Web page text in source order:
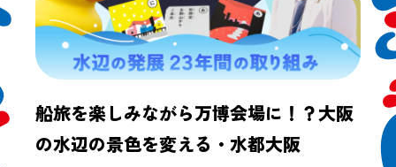
船旅を楽しみながら万博会場に！？大阪
の水辺の景色を変える・水都大阪